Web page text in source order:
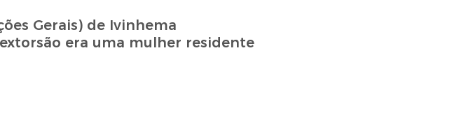
Gerais) de Ivinhema
era uma mulher residente